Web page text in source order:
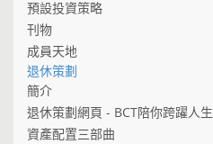
預設投資策略
刊物
成員天地
退休策劃
簡介
退休策劃網頁 - BCT陪你跨躍人生
資產配置三部曲